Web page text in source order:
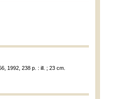
1992, 238 p. : ill. ; 23 cm.